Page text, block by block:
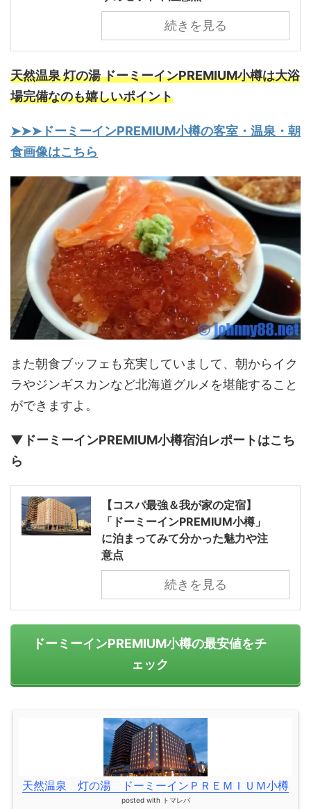
続きを見る
天然温泉 灯の湯 ドーミーインPREMIUM小樽は大浴
場完備なのも嬉しいポイント
➤➤➤ドーミーインPREMIUM小樽の客室・温泉・朝
食画像はこちら
また朝食ブッフェも充実していまして、朝からイク
ラやジンギスカンなど北海道グルメを堪能すること
ができますよ。
▼ドーミーインPREMIUM小樽宿泊レポートはこち
ら
【コスパ最強＆我が家の定宿】
「ドーミーインPREMIUM小樽」
に泊まってみて分かった魅力や注
意点
続きを見る
ドーミーインPREMIUM小樽の最安値をチ
ェック
天然温泉 灯の湯 ドーミーインＰＲＥＭＩＵＭ小樽
posted with トマレバ